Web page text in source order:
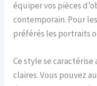
équiper vos pièces
contemporain. Pour
préférés les portraits
Ce style se
claires. Vous pouvez